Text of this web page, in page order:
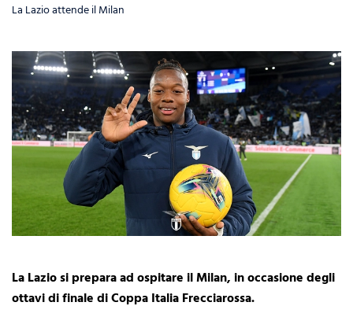
La Lazio attende il Milan
La Lazio si prepara ad ospitare il Milan, in occasione degli
ottavi di finale di Coppa Italia Frecciarossa.